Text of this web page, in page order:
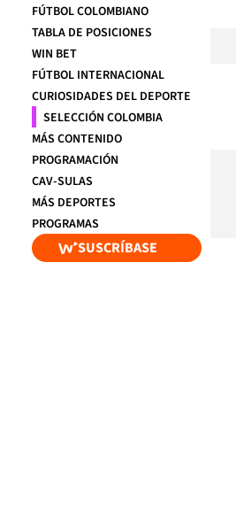
FÚTBOL COLOMBIANO
TABLA DE POSICIONES
WIN BET
FÚTBOL INTERNACIONAL
CURIOSIDADES DEL DEPORTE
SELECCIÓN COLOMBIA
MÁS CONTENIDO
PROGRAMACIÓN
CAV-SULAS
MÁS DEPORTES
PROGRAMAS
SUSCRÍBASE